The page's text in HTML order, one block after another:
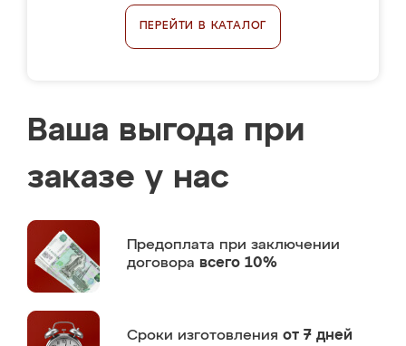
ПЕРЕЙТИ В КАТАЛОГ
Ваша выгода при
заказе у нас
Предоплата при заключении
договора всего 10%
Сроки изготовления от 7 дней